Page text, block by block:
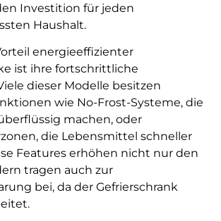
Investition für jeden
Haushalt.
energieeffizienter
ist ihre fortschrittliche
dieser Modelle besitzen
wie No-Frost-Systeme, die
machen, oder
die Lebensmittel schneller
Features erhöhen nicht nur den
tragen auch zur
bei, da der Gefrierschrank